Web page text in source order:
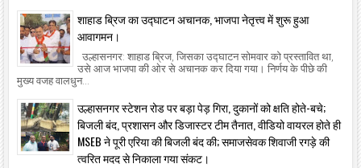
शाहाड ब्रिज का उद्घाटन अचानक, भाजपा नेतृत्त्व में शुरू हुआ
आवागमन।
उल्हासनगर: शाहाड ब्रिज, जिसका उद्घाटन सोमवार को प्रस्तावित था,
उसे आज भाजपा की ओर से अचानक कर दिया गया। निर्णय के पीछे की
मुख्य वजह वालधुन...
उल्हासनगर स्टेशन रोड पर बड़ा पेड़ गिरा, दुकानों को क्षति होते-बचे;
बिजली बंद, प्रशासन और डिजास्टर टीम तैनात, वीडियो वायरल होते ही
MSEB ने पूरी एरिया की बिजली बंद की; समाजसेवक शिवाजी रगड़े की
त्वरित मदद से निकाला गया संकट।